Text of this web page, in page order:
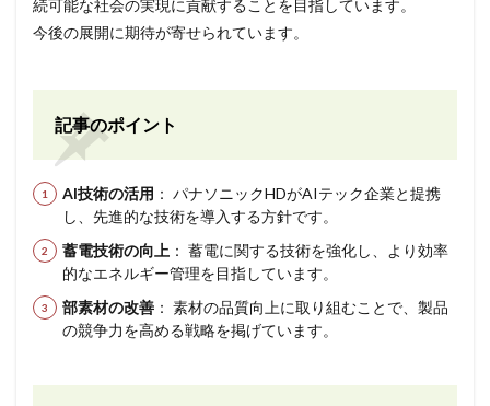
続可能な社会の実現に貢献することを目指しています。
今後の展開に期待が寄せられています。
記事のポイント
AI技術の活用 ： パナソニックHDがAIテック企業と提携
し、先進的な技術を導入する方針です。
蓄電技術の向上 ： 蓄電に関する技術を強化し、より効率
的なエネルギー管理を目指しています。
部素材の改善 ： 素材の品質向上に取り組むことで、製品
の競争力を高める戦略を掲げています。